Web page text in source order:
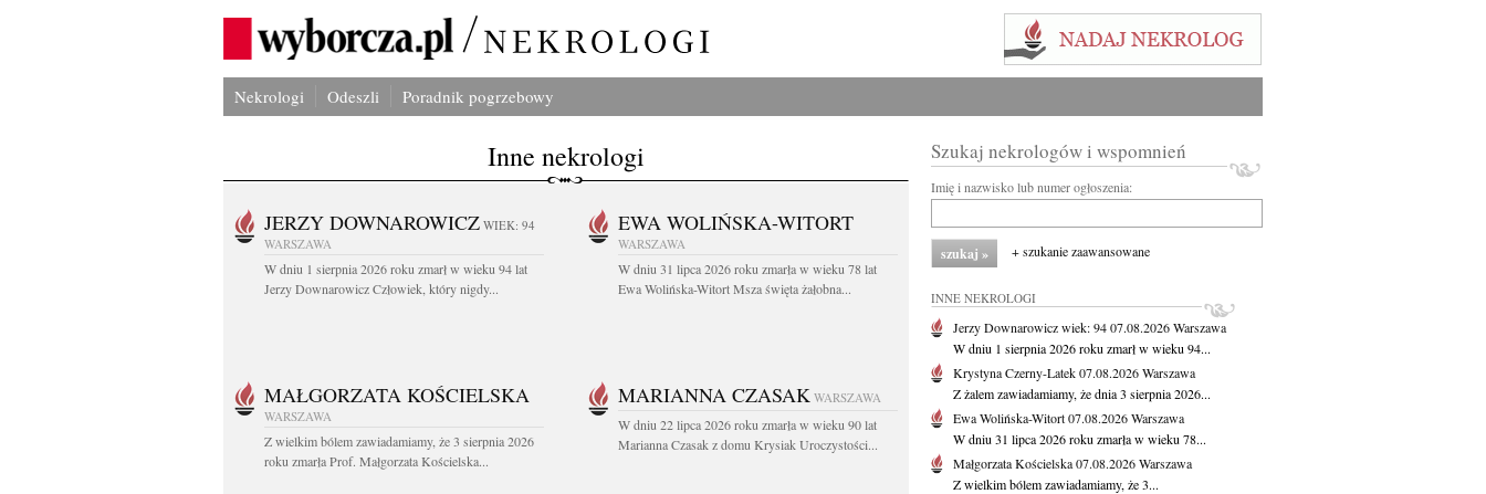
Nekrologi Odeszli Poradnik pogrzebowy
Inne nekrologi
JERZY DOWNAROWICZ WIEK: 94
WARSZAWA
W dniu 1 sierpnia 2026 roku zmarł w wieku 94 lat
Jerzy Downarowicz Człowiek, który nigdy...
EWA WOLIŃSKA-WITORT
WARSZAWA
W dniu 31 lipca 2026 roku zmarła w wieku 78 lat
Ewa Wolińska-Witort Msza święta żałobna...
MAŁGORZATA KOŚCIELSKA
WARSZAWA
Z wielkim bólem zawiadamiamy, że 3 sierpnia 2026
roku zmarła Prof. Małgorzata Kościelska...
MARIANNA CZASAK WARSZAWA
W dniu 22 lipca 2026 roku zmarła w wieku 90 lat
Marianna Czasak z domu Krysiak Uroczystości...
Szukaj nekrologów i wspomnień
Imię i nazwisko lub numer ogłoszenia:
+ szukanie zaawansowane
INNE NEKROLOGI
Jerzy Downarowiczwiek: 9407.08.2026Warszawa
W dniu 1 sierpnia 2026 roku zmarł w wieku 94...
Krystyna Czerny-Latek07.08.2026Warszawa
Z żalem zawiadamiamy, że dnia 3 sierpnia 2026...
Ewa Wolińska-Witort07.08.2026Warszawa
W dniu 31 lipca 2026 roku zmarła w wieku 78...
Małgorzata Kościelska07.08.2026Warszawa
Z wielkim bólem zawiadamiamy, że 3...